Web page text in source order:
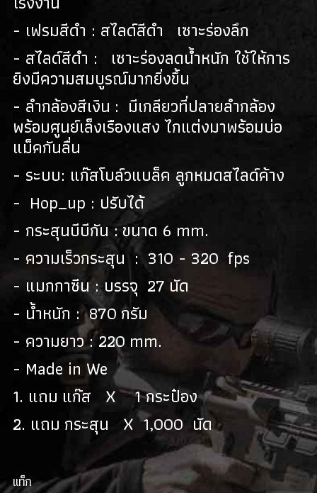
BLANK CARTRIDGE(10)
SCOPE/ GAS/อุปกรณ์เสริม
GAS/กระสุนบีบีกัน(47)
SCOPE , RED DOT (38)
อุปกรณ์เสริม
- เฟรมสีดำ : สไลด์สีดำ เซาะร่องลึก
- สไลด์สีดำ : เซาะร่องลดน้ำหนัก ใช้ให้การ
ยิงมีความสมบูรณ์มากยิ่งขึ้น
- ลำกล้องสีเงิน : มีเกลียวที่ปลายลำกล้อง
พร้อมศูนย์เล็งเรืองแสง ไกแต่งมาพร้อมบ่อ
แม็คกันลื่น
- ระบบ: แก๊สโบล์วแบล็ค ลูกหมดสไลด์ค้าง
- Hop_up : ปรับได้
- กระสุนบีบีกัน : ขนาด 6 mm.
- ความเร็วกระสุน : 310 - 320 fps
- แมกกาซีน : บรรจุ 27 นัด
- น้ำหนัก : 870 กรัม
- ความยาว : 220 mm.
- Made in We
1. แถม แก๊ส X 1 กระป๋อง
2. แถม กระสุน X 1,000 นัด
เเท็ก